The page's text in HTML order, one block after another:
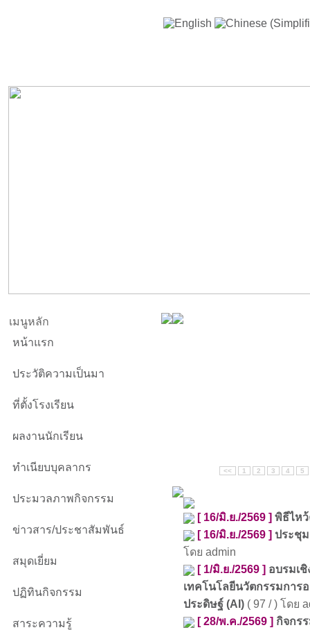
เมนูหลัก
หน้าแรก
ประวัติความเป็นมา
ที่ตั้งโรงเรียน
ผลงานนักเรียน
ทำเนียบบุคลากร
ประมวลภาพกิจกรรม
ข่าวสาร/ประชาสัมพันธ์
สมุดเยี่ยม
ปฏิทินกิจกรรม
สาระความรู้
<< 1 2 3 4 5
[ 16/มิ.ย./2569 ] พิธีไหว้
[ 16/มิ.ย./2569 ] ประชุ
โดย admin
[ 1/มิ.ย./2569 ] อบรมเ
เทคโนโลยีนวัตกรรมการ
ประดิษฐ์ (AI) ( 97 / ) โดย
[ 28/พ.ค./2569 ] กิจกร